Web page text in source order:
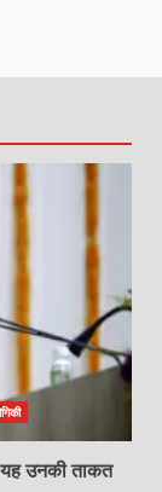
उनकी ताकत